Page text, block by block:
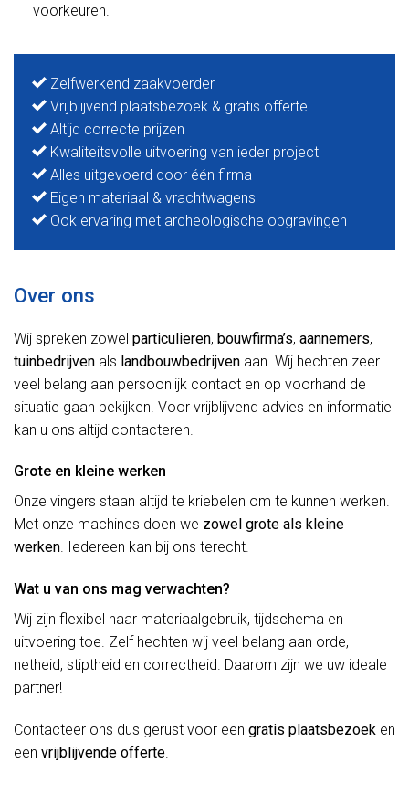
voorkeuren.
Zelfwerkend zaakvoerder
Vrijblijvend plaatsbezoek & gratis offerte
Altijd correcte prijzen
Kwaliteitsvolle uitvoering van ieder project
Alles uitgevoerd door één firma
Eigen materiaal & vrachtwagens
Ook ervaring met archeologische opgravingen
Over ons
Wij spreken zowel particulieren, bouwfirma’s, aannemers,
tuinbedrijven als landbouwbedrijven aan. Wij hechten zeer
veel belang aan persoonlijk contact en op voorhand de
situatie gaan bekijken. Voor vrijblijvend advies en informatie
kan u ons altijd contacteren.
Grote en kleine werken
Onze vingers staan altijd te kriebelen om te kunnen werken.
Met onze machines doen we zowel grote als kleine
werken. Iedereen kan bij ons terecht.
Wat u van ons mag verwachten?
Wij zijn flexibel naar materiaalgebruik, tijdschema en
uitvoering toe. Zelf hechten wij veel belang aan orde,
netheid, stiptheid en correctheid. Daarom zijn we uw ideale
partner!
Contacteer ons dus gerust voor een gratis plaatsbezoek en
een vrijblijvende offerte.